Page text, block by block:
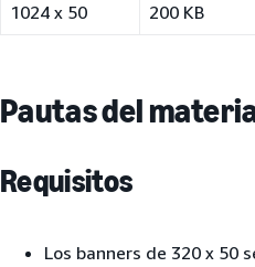
1024 x 50 200 KB
Pautas del
Requisitos
Los banners de 320 x 50